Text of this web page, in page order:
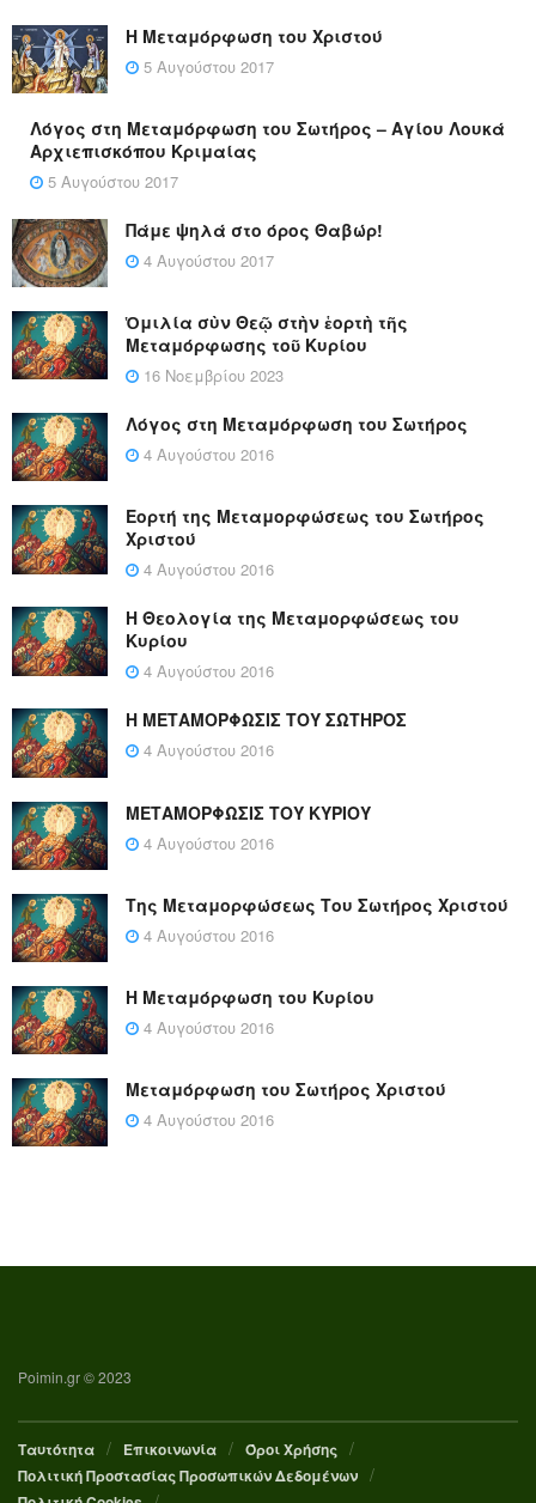
Η Μεταμόρφωση του Χριστού
5 Αυγούστου 2017
Λόγος στη Μεταμόρφωση του Σωτήρος – Αγίου Λουκά
Αρχιεπισκόπου Κριμαίας
5 Αυγούστου 2017
Πάμε ψηλά στο όρος Θαβώρ!
4 Αυγούστου 2017
Ὁμιλία σὺν Θεῷ στὴν ἑορτὴ τῆς
Μεταμόρφωσης τοῦ Κυρίου
16 Νοεμβρίου 2023
Λόγος στη Μεταμόρφωση του Σωτήρος
4 Αυγούστου 2016
Εορτή της Μεταμορφώσεως του Σωτήρος
Χριστού
4 Αυγούστου 2016
Η Θεολογία της Μεταμορφώσεως του
Κυρίου
4 Αυγούστου 2016
Η ΜΕΤΑΜΟΡΦΩΣΙΣ ΤΟΥ ΣΩΤΗΡΟΣ
4 Αυγούστου 2016
ΜΕΤΑΜΟΡΦΩΣΙΣ ΤΟΥ ΚΥΡΙΟΥ
4 Αυγούστου 2016
Της Μεταμορφώσεως Του Σωτήρος Χριστού
4 Αυγούστου 2016
Η Μεταμόρφωση του Κυρίου
4 Αυγούστου 2016
Μεταμόρφωση του Σωτήρος Χριστού
4 Αυγούστου 2016
Poimin.gr © 2023
Ταυτότητα Επικοινωνία
Όροι Χρήσης
Πολιτική Προστασίας Προσωπικών Δεδομένων